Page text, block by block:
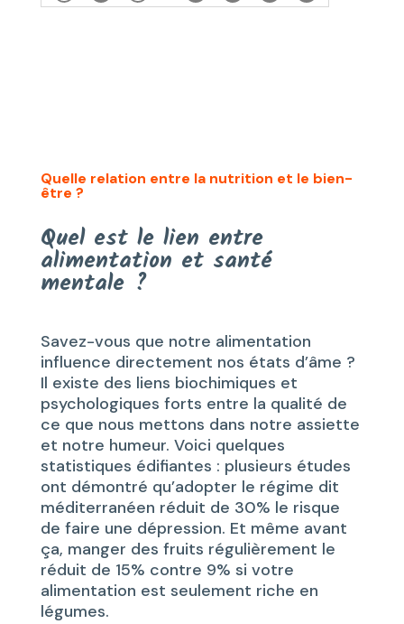
Quelle relation entre la nutrition et le bien-
être ?
Quel est le lien entre
alimentation et santé
mentale ?
Savez-vous que notre alimentation
influence directement nos états d’âme ?
Il existe des liens biochimiques et
psychologiques forts entre la qualité de
ce que nous mettons dans notre assiette
et notre humeur. Voici quelques
statistiques édifiantes : plusieurs études
ont démontré qu’adopter le régime dit
méditerranéen réduit de 30% le risque
de faire une dépression. Et même avant
ça, manger des fruits régulièrement le
réduit de 15% contre 9% si votre
alimentation est seulement riche en
légumes.